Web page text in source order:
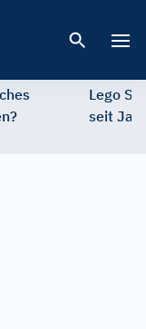
Lego
seit